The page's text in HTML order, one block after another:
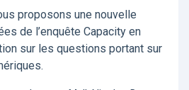
proposons une nouvelle
de l’enquête Capacity en
sur les questions portant sur